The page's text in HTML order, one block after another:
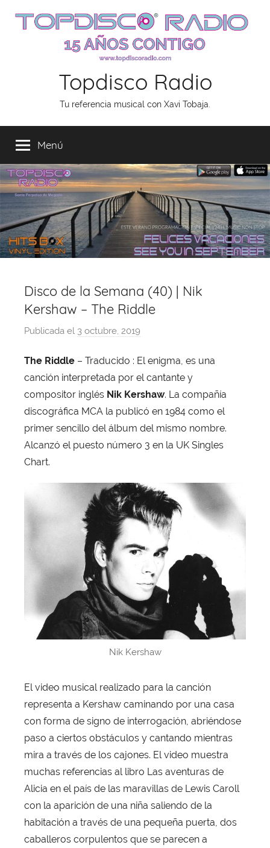
Topdisco Radio
Tu referencia musical con Xavi Tobaja.
Menú
Disco de la Semana (40) | Nik
Kershaw – The Riddle
Publicada el 3 octubre, 2019
r
X
a
v
i
T
a
j
a
The Riddle – Traducido : El enigma, es una
canción interpretada por el cantante y
compositor inglés Nik Kershaw. La compañía
discográfica MCA la publicó en 1984 como el
primer sencillo del álbum del mismo nombre.
Alcanzó el puesto número 3 en la UK Singles
Chart.
Nik Kershaw
El video musical realizado para la canción
representa a Kershaw caminando por una casa
con forma de signo de interrogación, abriéndose
paso a ciertos obstáculos y cantando mientras
mira a través de los cajones. El video muestra
muchas referencias al libro Las aventuras de
Alicia en el país de las maravillas de Lewis Caroll
con la aparición de una niña saliendo de la
habitación a través de una pequeña puerta, dos
caballeros corpulentos que se parecen a